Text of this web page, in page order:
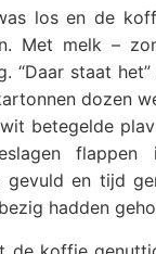
los en de
Met melk –
“Daar staat
dozen
betegelde
en tijd
hadden